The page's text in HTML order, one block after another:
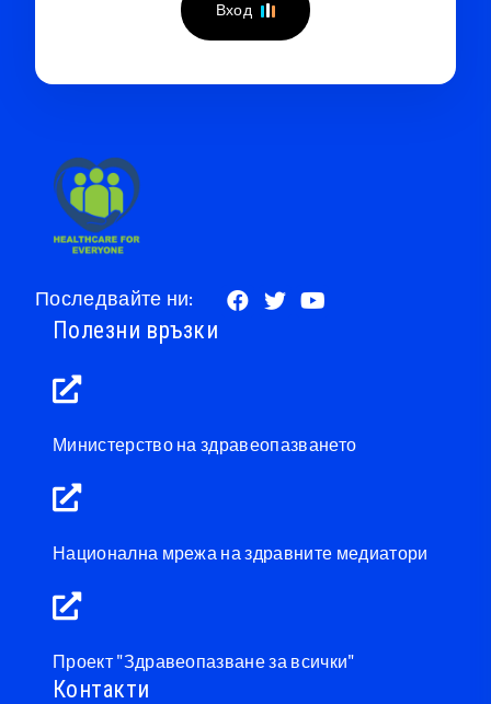
Вход
Последвайте ни:
Полезни връзки
Министерство на здравеопазването
Национална мрежа на здравните медиатори
Проект "Здравеопазване за всички"
Контакти